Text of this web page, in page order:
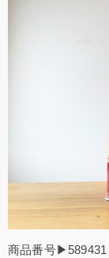
商品番号▶589431